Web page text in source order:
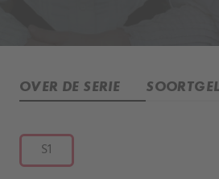
OVER DE SERIE
S1